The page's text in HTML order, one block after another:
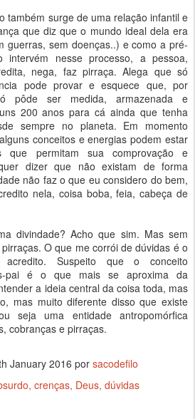
também surge de uma relação infantil e
que diz que o mundo ideal dela era
guerras, sem doenças..) e como a pré-
intervém nesse processo, a pessoa,
nega, faz pirraça. Alega que só
pode provar e esquece que, por
pôde ser medida, armazenada e
200 anos para cá ainda que tenha
sempre no planeta. Em momento
conceitos e energias podem estar
que permitam sua comprovação e
dizer que não existam de forma
não faz o que eu considero do bem,
nela, coisa boba, feia, cabeça de
divindade? Acho que sim. Mas sem
O que me corrói de dúvidas é o
Suspeito que o conceito
pai é o que mais se aproxima da
a ideia central da coisa toda, mas
mas muito diferente disso que existe
seja uma entidade antropomórfica
cobranças e pirraças.
January 2016 por sacodefilo
crenças Deus dúvidas